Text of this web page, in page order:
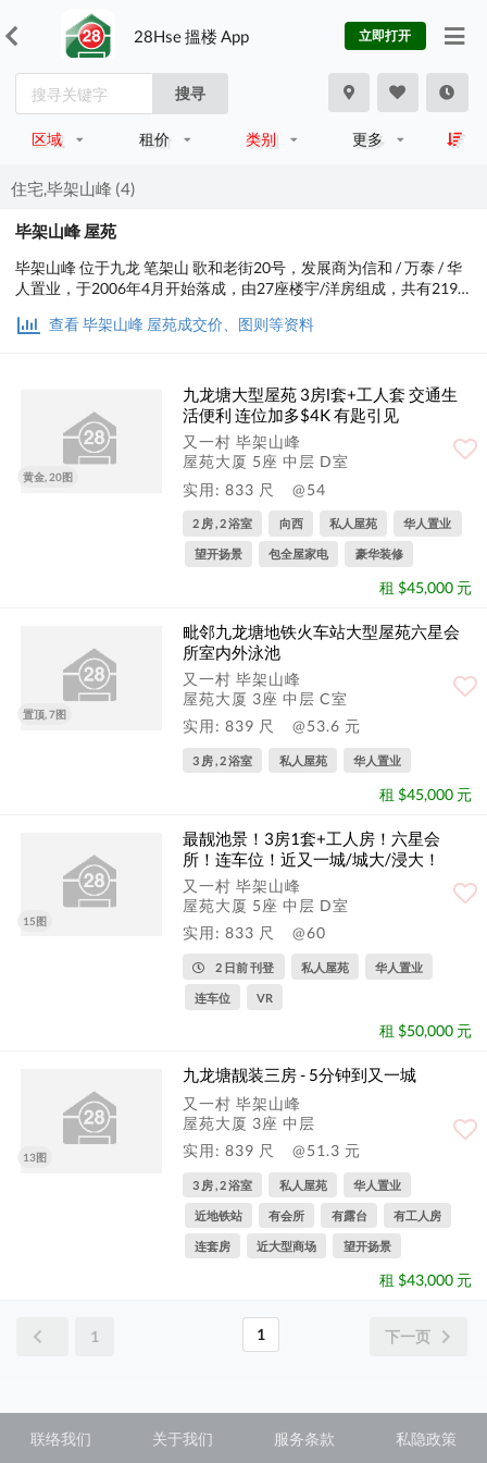
28Hse 搵楼 App 立即打开
搜寻
区域 租价 类别 更多
住宅,毕架山峰 (4)
毕架山峰 屋苑
毕架山峰 位于九龙 笔架山 歌和老街20号，发展商为信和 / 万泰 / 华
人置业，于2006年4月开始落成，由27座楼宇/洋房组成，共有219
设有会所、泳池、运动设施、娱乐设施、餐饮设施、美容/保健、休
查看 毕架山峰 屋苑成交价、图则等资料
黄金, 20图
九龙塘大型屋苑 3房l套+工人套 交通生
活便利 连位加多$4K 有匙引见
又一村 毕架山峰
屋苑大厦 5座 中层 D室
实用: 833 尺
@54
2 房 , 2 浴室 向西 私人屋苑 华人置业
望开扬景 包全屋家电 豪华装修
租 $45,000 元
置顶, 7图
毗邻九龙塘地铁火车站大型屋苑六星会
所室内外泳池
又一村 毕架山峰
屋苑大厦 3座 中层 C室
实用: 839 尺
@53.6 元
3 房 , 2 浴室 私人屋苑 华人置业
租 $45,000 元
15图
最靓池景！3房1套+工人房！六星会
所！连车位！近又一城/城大/浸大！
又一村 毕架山峰
屋苑大厦 5座 中层 D室
实用: 833 尺
@60
2 日前 刊登 私人屋苑 华人置业
连车位 VR
租 $50,000 元
13图
九龙塘靓装三房 - 5分钟到又一城
又一村 毕架山峰
屋苑大厦 3座 中层
实用: 839 尺
@51.3 元
3 房 , 2 浴室 私人屋苑 华人置业
近地铁站 有会所 有露台 有工人房
连套房 近大型商场 望开扬景
租 $43,000 元
1 1 下一页
联络我们 关于我们 服务条款 私隐政策